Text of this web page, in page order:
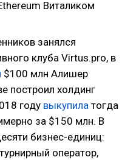
Виталиком
занялся
клуба Virtus.pro, в
$100 млн Алишер
построил холдинг
году выкупила тогда
за $150 млн. В
бизнес-единиц:
оператор,